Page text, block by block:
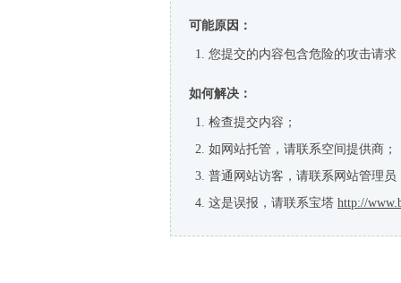
可能原因：
您提交的内容包含危险的攻击请求
如何解决：
检查提交内容；
如网站托管，请联系空间提供商；
普通网站访客，请联系网站管理员
这是误报，请联系宝塔 http://